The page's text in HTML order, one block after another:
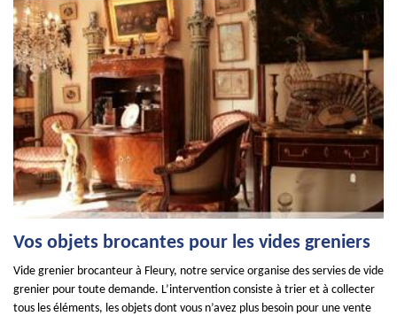
Vos objets brocantes pour les vides greniers
Vide grenier brocanteur à Fleury, notre service organise des servies de vide
grenier pour toute demande. L’intervention consiste à trier et à collecter
tous les éléments, les objets dont vous n’avez plus besoin pour une vente